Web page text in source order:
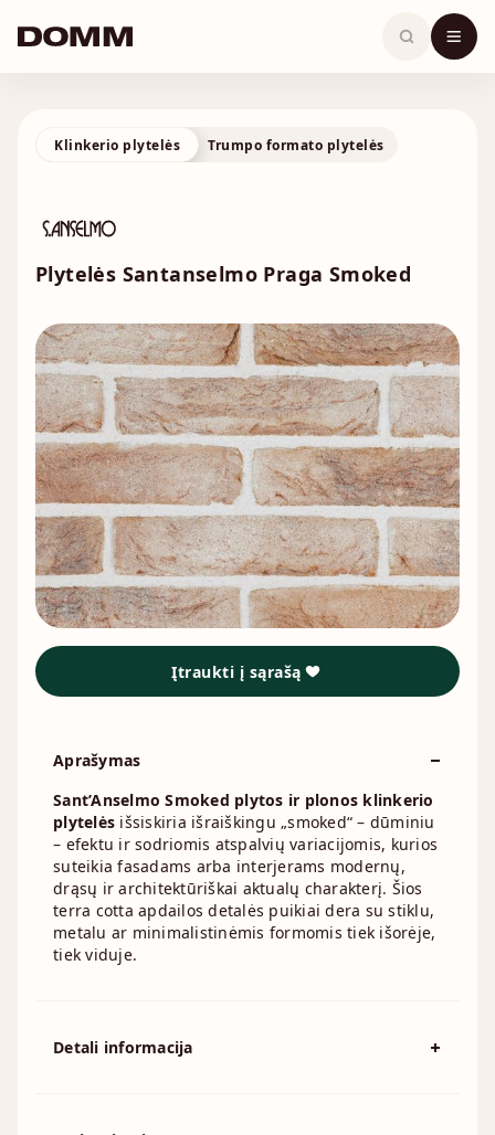
content
Klinkerio plytelės Trumpo formato plytelės
Plytelės Santanselmo Praga Smoked
Įtraukti į sąrašą
Aprašymas
Sant’Anselmo Smoked plytos ir plonos klinkerio
plytelės išsiskiria išraiškingu „smoked“ – dūminiu
– efektu ir sodriomis atspalvių variacijomis, kurios
suteikia fasadams arba interjerams modernų,
drąsų ir architektūriškai aktualų charakterį. Šios
terra cotta apdailos detalės puikiai dera su stiklu,
metalu ar minimalistinėmis formomis tiek išorėje,
tiek viduje.
Detali informacija
Išmatavimai